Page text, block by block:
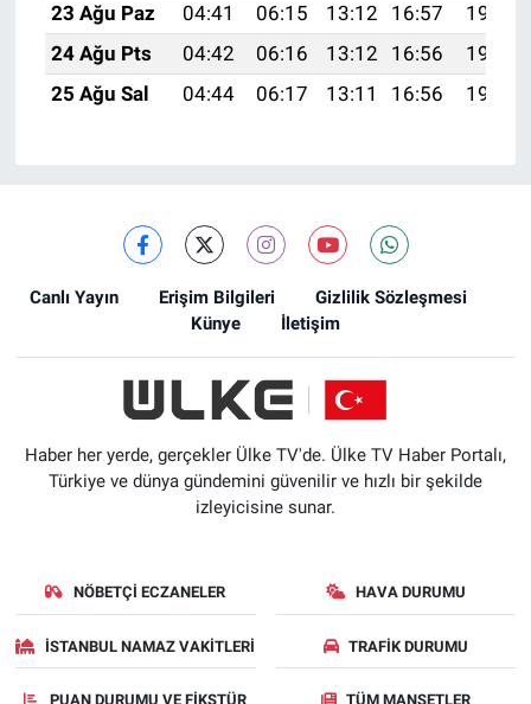
23 Ağu Paz
04:41 06:15 13:12 16:57
19:59
24 Ağu Pts
04:42 06:16 13:12 16:56
19:58
25 Ağu Sal
04:44 06:17 13:11 16:56 19:56
Canlı Yayın Erişim Bilgileri
Gizlilik Sözleşmesi
Künye
İletişim
Haber her yerde, gerçekler Ülke TV'de. Ülke TV Haber Portalı,
Türkiye ve dünya gündemini güvenilir ve hızlı bir şekilde
izleyicisine sunar.
NÖBETÇI ECZANELER HAVA DURUMU
İSTANBUL NAMAZ VAKITLERI TRAFIK DURUMU
PUAN DURUMU VE FIKSTÜR TÜM MANŞETLER